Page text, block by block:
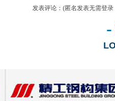
发表评论：(匿名发表无需登